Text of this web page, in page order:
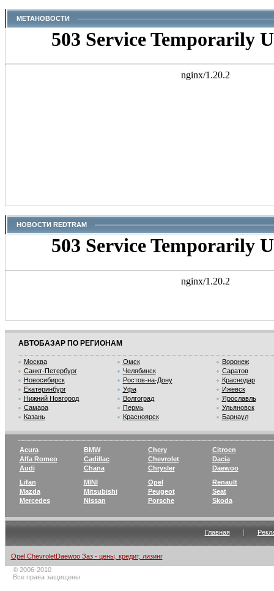
МЕТАНОВОСТИ
НОВОСТИ REDTRAM
АВТОБАЗАР ПО РЕГИОНАМ
Москва
Санкт-Петербург
Новосибирск
Екатеринбург
Нижний Новгород
Самара
Казань
Омск
Челябинск
Ростов-на-Дону
Уфа
Волгоград
Пермь
Красноярск
Воронеж
Саратов
Краснодар
Ижевск
Ярославль
Ульяновск
Барнаул
Acura
Alfa Romeo
Audi
BMW
Cadillac
Chana
Chery
Chevrolet
Chrysler
Citroen
Dacia
Daewoo
Lifan
Mazda
Mercedes
MINI
Mitsubishi
Nissan
Opel
Peugeot
Porsche
Renault
Seat
Skoda
Главная
Opel ChevroletDaewoo Заз - цены, кредит, лизинг
© 2006-2010
Все права защищены